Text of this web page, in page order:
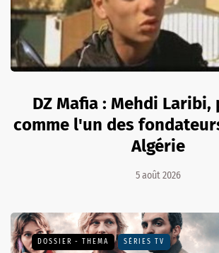
DZ Mafia : Mehdi Laribi,
comme l'un des
Algérie
5 août 2026
DOSSIER - THEMA SÉRIES TV